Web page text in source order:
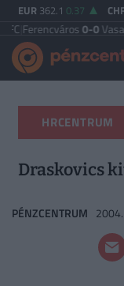
EUR 362.1 0.37
0-0Vasas FC|
HRCENTRUM
Draskovics
PÉNZCENTRUM